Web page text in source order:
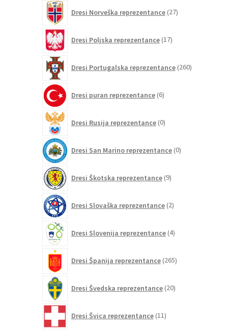
Dresi Norveška reprezentance 27izdelkov
Dresi Poljska reprezentance 17izdelkov
Dresi Portugalska reprezentance 260izdelkov
Dresi puran reprezentance 6izdelkov
Dresi Rusija reprezentance 0izdelkov
Dresi San Marino reprezentance 0izdelkov
Dresi Škotska reprezentance 9izdelkov
Dresi Slovaška reprezentance 2izdelka
Dresi Slovenija reprezentance 4izdelki
Dresi Španija reprezentance 265izdelkov
Dresi Švedska reprezentance 20izdelkov
Dresi Švica reprezentance 11izdelkov